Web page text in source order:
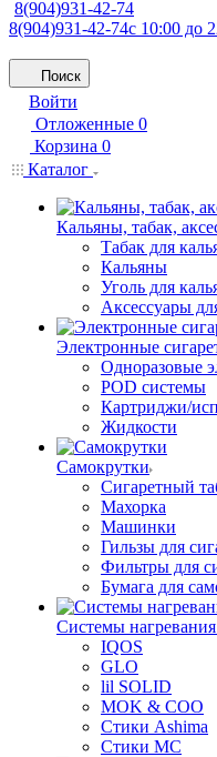
8(904)931-42-74
8(904)931-42-74с 10:00 до
Поиск
Войти
Отложенные 0
Корзина 0
Каталог
Кальяны, табак,
Табак для
Кальяны
Уголь для
Аксессуары
Электронные
Одноразовые
POD системы
Картриджи/
Жидкости
Самокрутки
Сигаретный
Махорка
Машинки
Гильзы для
Фильтры для
Бумага для
Системы нагревания
IQOS
GLO
lil SOLID
MOK & COO
Стики Ashima
Стики MC